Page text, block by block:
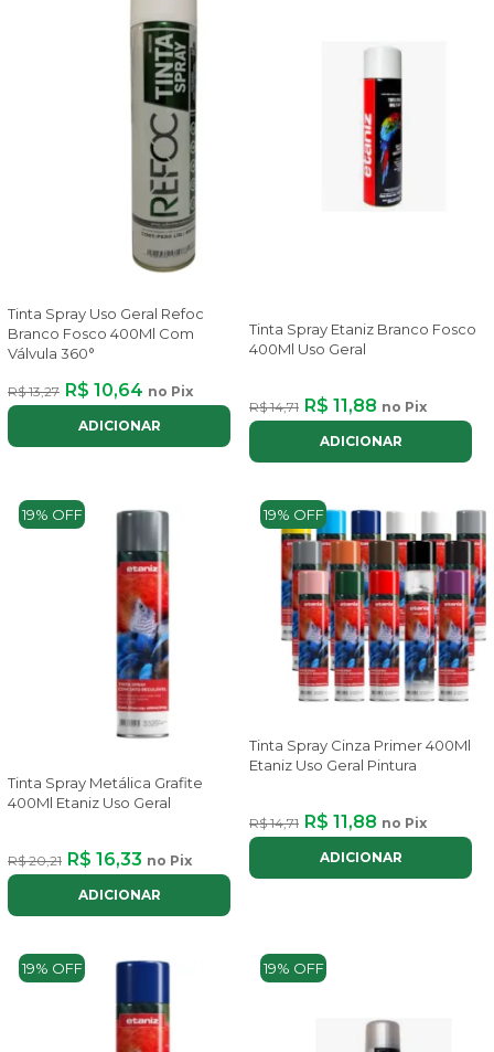
Tinta Spray Uso Geral Refoc
Branco Fosco 400Ml Com
Válvula 360°
R$ 13,27 R$ 10,64 no Pix
ADICIONAR
Tinta Spray Etaniz Branco Fosco
400Ml Uso Geral
R$ 14,71 R$ 11,88 no Pix
ADICIONAR
19% OFF
Tinta Spray Metálica Grafite
400Ml Etaniz Uso Geral
R$ 20,21 R$ 16,33 no Pix
ADICIONAR
19% OFF
Tinta Spray Cinza Primer 400Ml
Etaniz Uso Geral Pintura
R$ 14,71 R$ 11,88 no Pix
ADICIONAR
19% OFF 19% OFF